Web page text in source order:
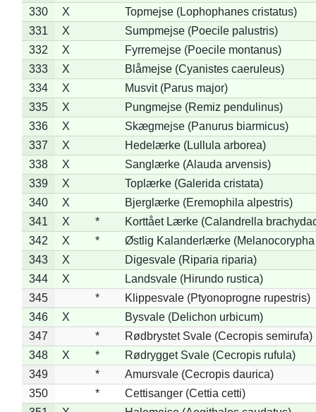
330
X
Topmejse (Lophophanes cristatus)
331
X
Sumpmejse (Poecile palustris)
332
X
Fyrremejse (Poecile montanus)
333
X
Blåmejse (Cyanistes caeruleus)
334
X
Musvit (Parus major)
335
X
Pungmejse (Remiz pendulinus)
336
X
Skægmejse (Panurus biarmicus)
337
X
Hedelærke (Lullula arborea)
338
X
Sanglærke (Alauda arvensis)
339
X
Toplærke (Galerida cristata)
340
X
Bjerglærke (Eremophila alpestris)
341
X *
Korttået Lærke (Calandrella
342
X *
Østlig Kalanderlærke (Melanocorypha
343
X
Digesvale (Riparia riparia)
344
X
Landsvale (Hirundo rustica)
345
*
Klippesvale (Ptyonoprogne rupestris)
346
X
Bysvale (Delichon urbicum)
347
*
Rødbrystet Svale (Cecropis semirufa)
348
X *
Rødrygget Svale (Cecropis rufula)
349
*
Amursvale (Cecropis daurica)
350
*
Cettisanger (Cettia cetti)